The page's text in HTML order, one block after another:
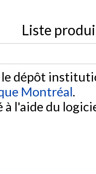
Liste
dépôt
Montréal.
à l'aide du